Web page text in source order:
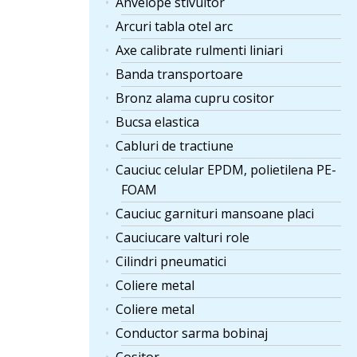
Arcuri tabla otel arc
Axe calibrate rulmenti liniari
Banda transportoare
Bronz alama cupru cositor
Bucsa elastica
Cabluri de tractiune
Cauciuc celular EPDM, polietilena PE-
FOAM
Cauciuc garnituri mansoane placi
Cauciucare valturi role
Cilindri pneumatici
Coliere metal
Coliere metal
Conductor sarma bobinaj